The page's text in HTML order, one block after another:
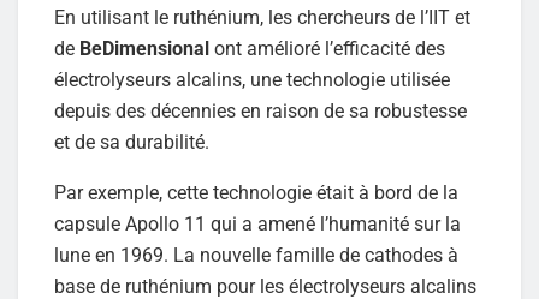
En utilisant le ruthénium, les chercheurs de l’IIT et
de BeDimensional ont amélioré l’efficacité des
électrolyseurs alcalins, une technologie utilisée
depuis des décennies en raison de sa robustesse
et de sa durabilité.
Par exemple, cette technologie était à bord de la
capsule Apollo 11 qui a amené l’humanité sur la
lune en 1969. La nouvelle famille de cathodes à
base de ruthénium pour les électrolyseurs alcalins